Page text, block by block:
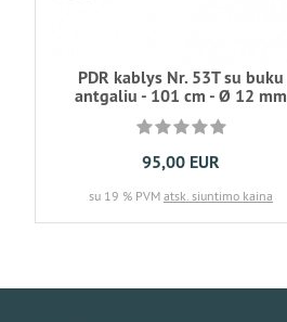
PDR kablys Nr. 53T su buku
antgaliu - 101 cm - Ø 12 mm
95,00 EUR
su 19 % PVM atsk. siuntimo kaina